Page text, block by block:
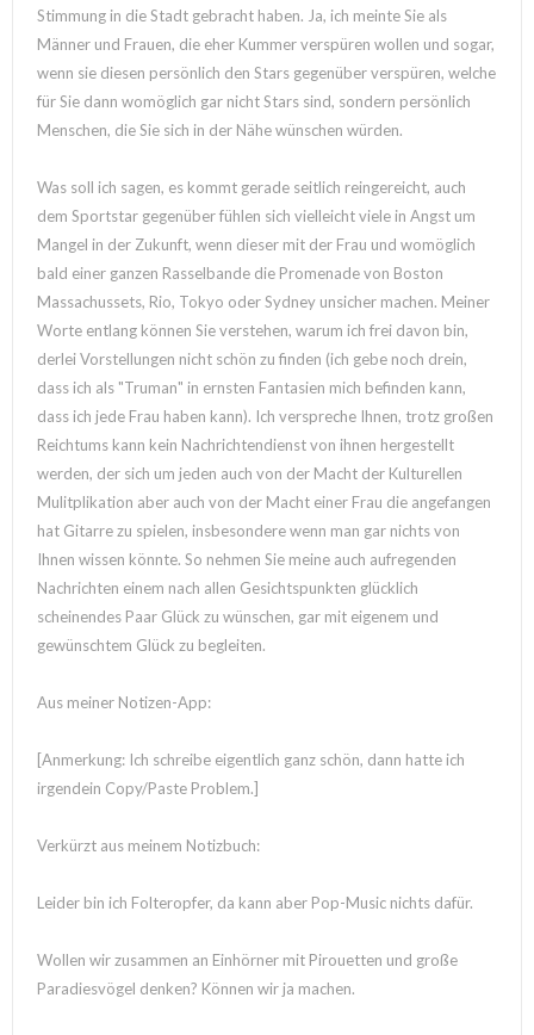
Stimmung in die Stadt gebracht haben. Ja, ich meinte Sie als
Männer und Frauen, die eher Kummer verspüren wollen und sogar,
wenn sie diesen persönlich den Stars gegenüber verspüren, welche
für Sie dann womöglich gar nicht Stars sind, sondern persönlich
Menschen, die Sie sich in der Nähe wünschen würden.
Was soll ich sagen, es kommt gerade seitlich reingereicht, auch
dem Sportstar gegenüber fühlen sich vielleicht viele in Angst um
Mangel in der Zukunft, wenn dieser mit der Frau und womöglich
bald einer ganzen Rasselbande die Promenade von Boston
Massachussets, Rio, Tokyo oder Sydney unsicher machen. Meiner
Worte entlang können Sie verstehen, warum ich frei davon bin,
derlei Vorstellungen nicht schön zu finden (ich gebe noch drein,
dass ich als "Truman" in ernsten Fantasien mich befinden kann,
dass ich jede Frau haben kann). Ich verspreche Ihnen, trotz großen
Reichtums kann kein Nachrichtendienst von ihnen hergestellt
werden, der sich um jeden auch von der Macht der Kulturellen
Mulitplikation aber auch von der Macht einer Frau die angefangen
hat Gitarre zu spielen, insbesondere wenn man gar nichts von
Ihnen wissen könnte. So nehmen Sie meine auch aufregenden
Nachrichten einem nach allen Gesichtspunkten glücklich
scheinendes Paar Glück zu wünschen, gar mit eigenem und
gewünschtem Glück zu begleiten.
Aus meiner Notizen-App:
[Anmerkung: Ich schreibe eigentlich ganz schön, dann hatte ich
irgendein Copy/Paste Problem.]
Verkürzt aus meinem Notizbuch:
Leider bin ich Folteropfer, da kann aber Pop-Music nichts dafür.
Wollen wir zusammen an Einhörner mit Pirouetten und große
Paradiesvögel denken? Können wir ja machen.